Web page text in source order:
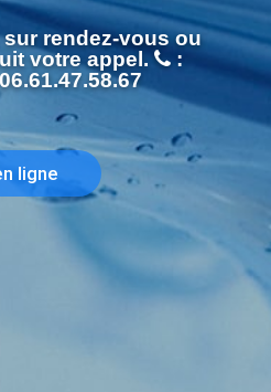
ligne
rendez-vous ou
votre appel.
: